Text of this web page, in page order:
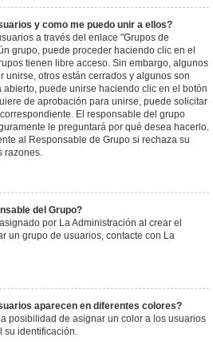
y como me puedo unir a ellos?
a través del enlace "Grupos de
grupo, puede proceder haciendo clic en el
tienen libre acceso. Sin embargo, algunos
otros están cerrados y algunos son
puede unirse haciendo clic en el botón
de aprobación para unirse, puede solicitar
El responsable del grupo
le preguntará por qué desea hacerlo.
al Responsable de Grupo si rechaza su
razones.
del Grupo?
por La Administración al crear el
un grupo de usuarios, contacte con La
aparecen en diferentes colores?
posibilidad de asignar un color a los usuarios
su identificación.